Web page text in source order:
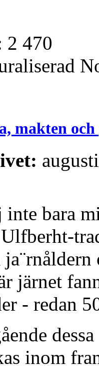
2 470
makten
bara
järnet
- redan
inom